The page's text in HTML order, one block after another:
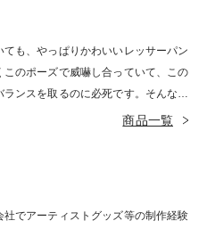
ても、やっぱりかわいいレッサーパン
このポーズで威嚇し合っていて、この
ランスを取るのに必死です。そんなこ
るうちに、なぜ威嚇し合っていたの
商品一覧
社でアーティストグッズ等の制作経験